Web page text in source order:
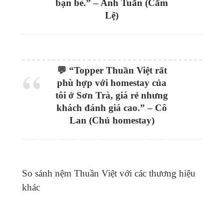
bạn bè.” – Anh Tuấn (Cẩm
Lệ)
💬 “Topper Thuần Việt rất
phù hợp với homestay của
tôi ở Sơn Trà, giá rẻ nhưng
khách đánh giá cao.” – Cô
Lan (Chủ homestay)
So sánh nệm Thuần Việt với các thương hiệu
khác